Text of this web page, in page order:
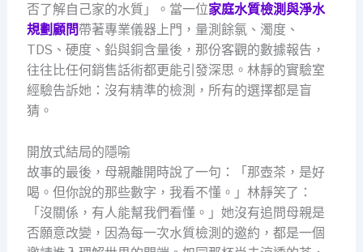
否了解自己家的水質」。當一位家庭水質檢測與淨水
規劃顧問帶著專業儀器上門，量測餘氯、濁度、
TDS、硬度、鉛與銅含量後，那份客觀的數據報告，
往往比任何銷售話術都更能引發深思。林靜的實驗室
經驗告訴她：沒有精準的檢測，所有的選擇都是盲
猜。
開放式結局的隱喻
故事的最後，母親離開時說了一句：「那壺茶，是好
喝。但你說的那些數字，我看不懂。」林靜笑了：
「沒關係，有人能幫我們看懂。」她沒有追問母親是
否願意改變，因為每一次水質檢測的邀約，都是一個